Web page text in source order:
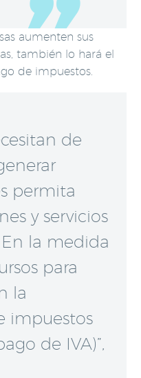
aumenten sus
también lo hará el
de impuestos.
de
permita
y servicios
la medida
para
la
impuestos
de IVA)”,